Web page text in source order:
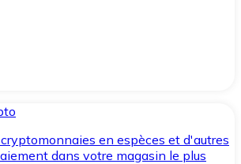
en espèces et d'autres
dans votre magasin le plus